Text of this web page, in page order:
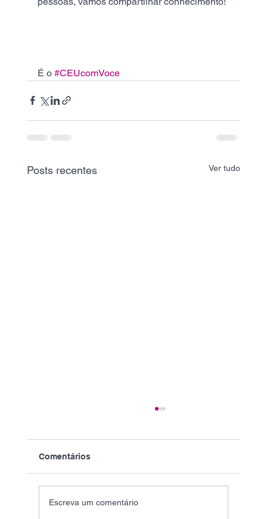
É o #CEUcomVoce
Posts recentes Ver tudo
Comentários
Escreva um comentário